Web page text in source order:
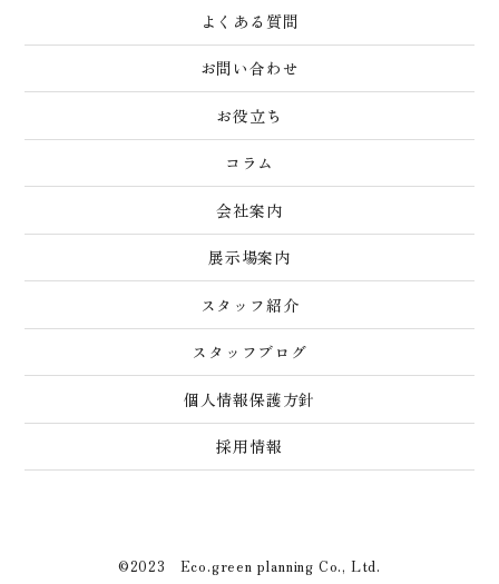
よくある質問
お問い合わせ
お役立ち
コラム
会社案内
展示場案内
スタッフ紹介
スタッフブログ
個人情報保護方針
採用情報
©2023 Eco.green planning Co., Ltd.